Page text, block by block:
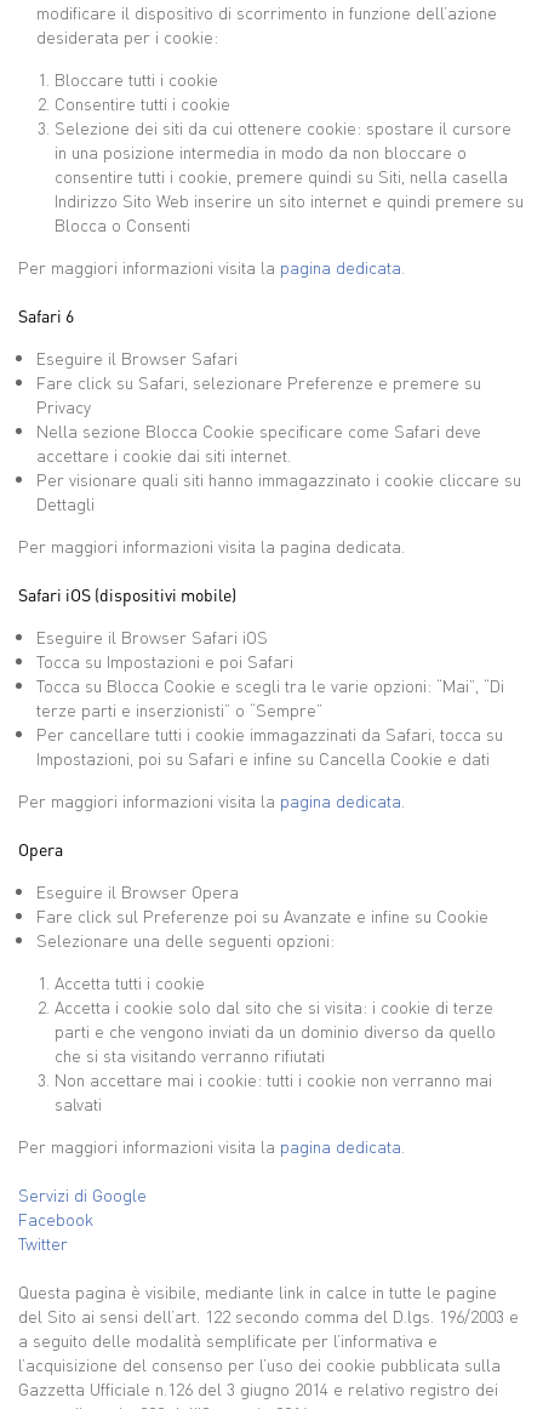
modificare il dispositivo di scorrimento in funzione dell’azione
desiderata per i cookie:
Bloccare tutti i cookie
Consentire tutti i cookie
Selezione dei siti da cui ottenere cookie: spostare il cursore
in una posizione intermedia in modo da non bloccare o
consentire tutti i cookie, premere quindi su Siti, nella casella
Indirizzo Sito Web inserire un sito internet e quindi premere su
Blocca o Consenti
Per maggiori informazioni visita la pagina dedicata
Safari 6
Eseguire il Browser Safari
Fare click su Safari, selezionare Preferenze e premere su
Privacy
Nella sezione Blocca Cookie specificare come Safari deve
accettare i cookie dai siti internet.
Per visionare quali siti hanno immagazzinato i cookie cliccare su
Dettagli
Per maggiori informazioni visita la pagina dedicata.
Safari iOS (dispositivi mobile)
Eseguire il Browser Safari iOS
Tocca su Impostazioni e poi Safari
Tocca su Blocca Cookie e scegli tra le varie opzioni: “Mai”, “Di
terze parti e inserzionisti” o “Sempre”
Per cancellare tutti i cookie immagazzinati da Safari, tocca su
Impostazioni, poi su Safari e infine su Cancella Cookie e dati
Per maggiori informazioni visita la pagina dedicata
Opera
Eseguire il Browser Opera
Fare click sul Preferenze poi su Avanzate e infine su Cookie
Selezionare una delle seguenti opzioni:
Accetta tutti i cookie
Accetta i cookie solo dal sito che si visita: i cookie di terze
parti e che vengono inviati da un dominio diverso da quello
che si sta visitando verranno rifiutati
Non accettare mai i cookie: tutti i cookie non verranno mai
salvati
Per maggiori informazioni visita la pagina dedicata
Servizi di Google
Facebook
Twitter
Questa pagina è visibile, mediante link in calce in tutte le pagine
del Sito ai sensi dell’art. 122 secondo comma del D.lgs. 196/2003 e
a seguito delle modalità semplificate per l’informativa e
l’acquisizione del consenso per l’uso dei cookie pubblicata sulla
Gazzetta Ufficiale n.126 del 3 giugno 2014 e relativo registro dei